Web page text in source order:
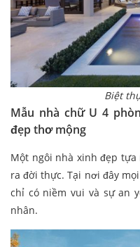
Biệt
Mẫu nhà chữ U 4
đẹp thơ mộng
Một ngôi nhà xinh đẹp
ra đời thực. Tại nơi đây
chỉ có niềm vui và sự an
nhân.